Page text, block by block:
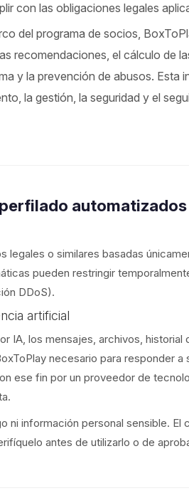
con las obligaciones legales
del programa de socios,
recomendaciones, el cálculo de
y la prevención de abusos. Esta
la gestión, la seguridad y el
automatizados
o similares basadas
pueden restringir
DDoS).
artificial
IA, los mensajes, archivos, historial
necesario para responder a
ese fin por un proveedor de
ni información personal sensible. El
antes de utilizarlo o de